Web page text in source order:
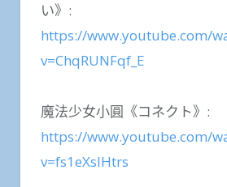
い》:
https://www.youtube.com/
v=ChqRUNFqf_E
魔法少女小圓《コネクト》:
https://www.youtube.com/
v=fs1eXsIHtrs